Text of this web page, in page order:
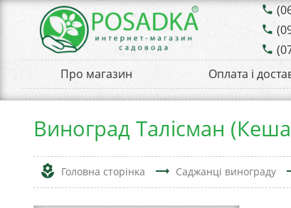
phone
phone
phone
Про магазин Оплата і
Виноград Талісман
local_florist Головна сторінка trending_flat Саджанці винограду